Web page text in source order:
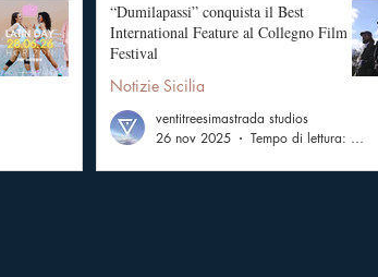
“Dumilapassi” conquista il Best
International Feature al Collegno Film
Festival
Notizie Sicilia
ventitreesimastrada studios
26 nov 2025
Tempo di lettura: 2 min